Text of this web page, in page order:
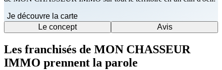
Je découvre la carte
Le concept
Avis
Les franchisés de MON CHASSEUR
IMMO prennent la parole